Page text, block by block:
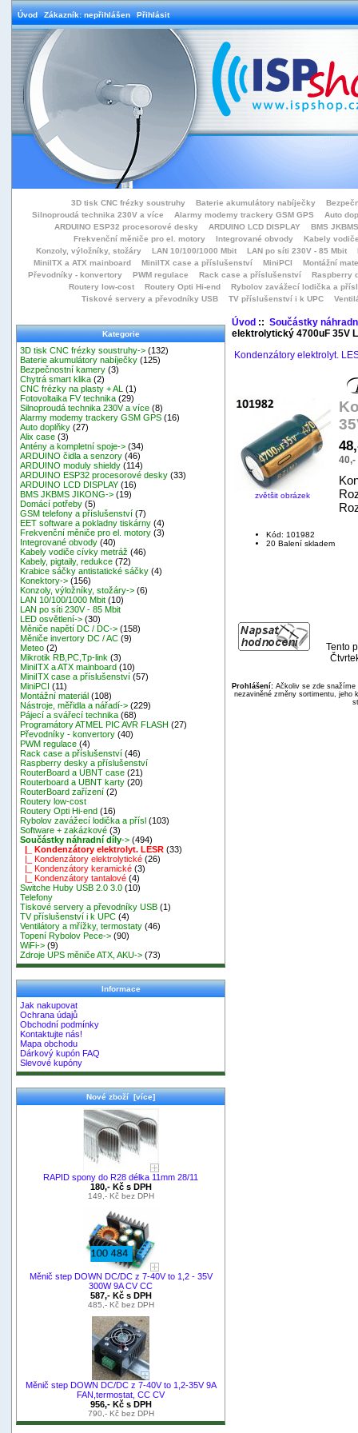
Úvod Zákazník: nepřihlášen Přihlásit
3D tisk CNC frézky soustruhy Baterie akumulátory nabíječky
Silnoproudá technika 230V a více
Alarmy modemy trackery GSM GPS
Auto
ARDUINO ESP32 procesorové desky
ARDUINO LCD DISPLAY
BMS
Frekvenční měniče pro el. motory
Integrované obvody
Kabely
Konzoly, výložníky, stožáry
LAN 10/100/1000 Mbit LAN po síti 230V - 85 Mbit
MiniITX a ATX mainboard
MiniITX case a příslušenství MiniPCI
Montážní
Převodníky - konvertory
PWM regulace Rack case a příslušenství
Raspberry
Routery low-cost
Routery Opti Hi-end
Rybolov zavážecí lodička a přísl
Tiskové servery a převodníky USB
TV příslušenství i k UPC
Kategorie
3D tisk CNC frézky soustruhy-> (132)
Baterie akumulátory nabíječky (125)
Bezpečnostní kamery (3)
Chytrá smart klika (2)
CNC frézky na plasty + AL
(1)
Fotovoltaika FV technika (29)
Silnoproudá technika 230V a více (8)
Alarmy modemy trackery GSM GPS (16)
Auto doplňky (27)
Alix case (3)
Antény a kompletní spoje-> (34)
ARDUINO čidla a senzory (46)
ARDUINO moduly shieldy (114)
ARDUINO ESP32 procesorové desky (33)
ARDUINO LCD DISPLAY (16)
BMS JKBMS JIKONG-> (19)
Domácí potřeby (5)
GSM telefony a příslušenství (7)
EET software a pokladny tiskárny (4)
Frekvenční měniče pro el. motory (3)
Integrované obvody (40)
Kabely vodiče cívky metráž (46)
Kabely, pigtaily, redukce (72)
Krabice sáčky antistatické sáčky (4)
Konektory-> (156)
Konzoly, výložníky, stožáry-> (6)
LAN 10/100/1000 Mbit (10)
LAN po síti 230V - 85 Mbit
LED osvětlení-> (30)
Měniče napětí DC / DC-> (158)
Měniče invertory DC / AC (9)
Meteo (2)
Mikrotik RB,PC,Tp-link (3)
MiniITX a ATX mainboard (10)
MiniITX case a příslušenství (57)
MiniPCI (11)
Montážní materiál (108)
Nástroje, měřidla a nářadí-> (229)
Pájecí a svářecí technika (68)
Programátory ATMEL PIC AVR FLASH (27)
Převodníky - konvertory (40)
PWM regulace (4)
Rack case a příslušenství (46)
Raspberry desky a příslušenství
RouterBoard a UBNT case (21)
Routerboard a UBNT karty (20)
RouterBoard zařízení (2)
Routery low-cost
Routery Opti Hi-end (16)
Rybolov zavážecí lodička a přísl (103)
Software + zakázkové (3)
Součástky náhradní díly-> (494)
|_ Kondenzátory elektrolyt. LESR (33)
|_ Kondenzátory elektrolytické (26)
|_ Kondenzátory keramické (3)
|_ Kondenzátory tantalové (4)
Switche Huby USB 2.0 3.0 (10)
Telefony
Tiskové servery a převodníky USB (1)
TV příslušenství i k UPC (4)
Ventilátory a mřížky, termostaty (46)
Topení Rybolov Pece-> (90)
WiFi-> (9)
Zdroje UPS měniče ATX, AKU-> (73)
Informace
Jak nakupovat
Ochrana údajů
Obchodní podmínky
Kontaktujte nás!
Mapa obchodu
Dárkový kupón FAQ
Slevové kupóny
Nové zboží [více]
RAPID spony do R28 délka 11mm 28/11
180,- Kč s DPH
149,- Kč bez DPH
Měnič step DOWN DC/DC z 7-40V to 1,2 - 35V
300W 9A CV CC
587,- Kč s DPH
485,- Kč bez DPH
Měnič step DOWN DC/DC z 7-40V to 1,2-35V 9A
FAN,termostat, CC CV
956,- Kč s DPH
790,- Kč bez DPH
Úvod:: Součástky
elektrolytický 4700uF 35V
Kondenzátory elektrolyt.
zvětšit obrázek
40,-
Kód: 101982
20 Balení skladem
Tento
Prohlášení:Ačkoliv se zde snažíme
nezaviněné změny sortimentu, jeho